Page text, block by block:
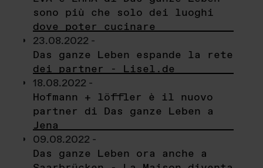
sono più che solo dei luoghi
dove poter cucinare
23.08.2022 -
Das ganze Leben espande la rete
dei partner - Lisel.de
18.08.2022 -
Hofmann + löffler è il nuovo
partner di Das ganze Leben a
Jena
09.08.2022 -
Das ganze Leben ora anche a